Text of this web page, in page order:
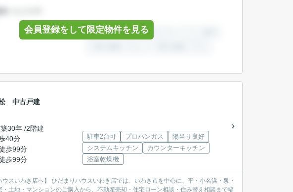
会員登録をして限定物件を見る
中古戸建
30年 /2階建
40分
歩99分
歩99分
駐車2台可 プロパンガス
陽当り良好
システムキッチン
カウンターキッチン
浴室乾燥機
市を中心に、平・小名浜・泉・
土地・マンションのご購入から、不動産売却・住宅ローン相談・住み替え相談まで幅